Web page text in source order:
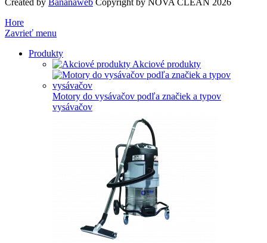
Hore
Zavrieť menu
Produkty
Akciové produkty
Motory do vysávačov podľa značiek a typov
vysávačov